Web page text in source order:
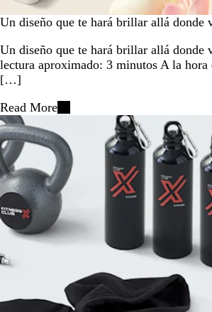
Un diseño que te hará brillar allá donde
Un diseño que te hará brillar allá donde
lectura aproximado: 3 minutos A la hora
[…]
Read More